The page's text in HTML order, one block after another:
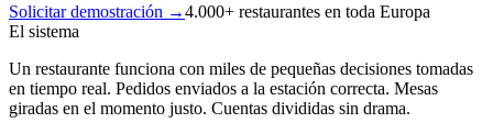
Solicitar demostración →4.000+ restaurantes en toda Europa
El sistema
Un restaurante funciona con miles de pequeñas decisiones tomadas
en tiempo real. Pedidos enviados a la estación correcta. Mesas
giradas en el momento justo. Cuentas divididas sin drama.